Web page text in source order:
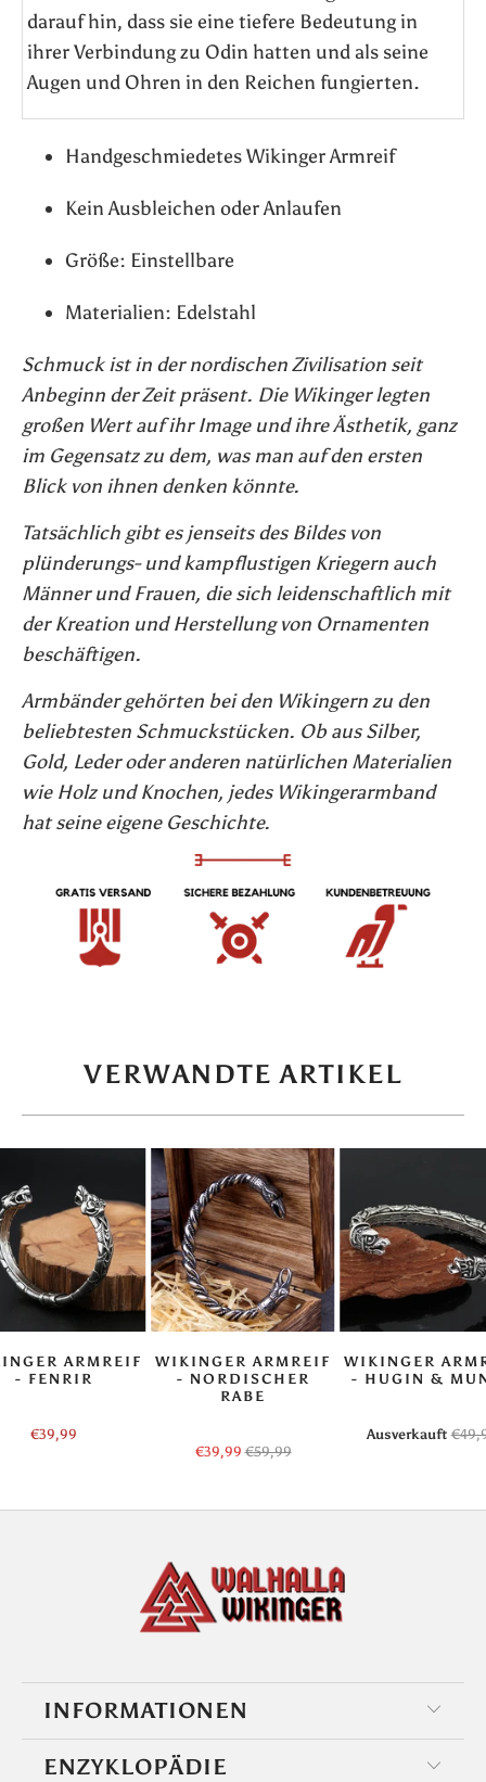
darauf hin, dass sie eine tiefere Bedeutung in
ihrer Verbindung zu Odin hatten und als seine
Augen und Ohren in den Reichen fungierten.
Handgeschmiedetes Wikinger Armreif
Kein Ausbleichen oder Anlaufen
Größe: Einstellbare
Materialien: Edelstahl
Schmuck ist in der nordischen Zivilisation seit
Anbeginn der Zeit präsent. Die Wikinger legten
großen Wert auf ihr Image und ihre Ästhetik, ganz
im Gegensatz zu dem, was man auf den ersten
Blick von ihnen denken könnte.
Tatsächlich gibt es jenseits des Bildes von
plünderungs- und kampflustigen Kriegern auch
Männer und Frauen, die sich leidenschaftlich mit
der Kreation und Herstellung von Ornamenten
beschäftigen.
Armbänder gehörten bei den Wikingern zu den
beliebtesten Schmuckstücken. Ob aus Silber,
Gold, Leder oder anderen natürlichen Materialien
wie Holz und Knochen, jedes Wikingerarmband
hat seine eigene Geschichte.
VERWANDTE ARTIKEL
ARMREIF
- FENRIR
€39,99
WIKINGER ARMREIF
- NORDISCHER
RABE
€39,99 €59,99
WIKINGER
- HUGIN &
Ausverkauft
INFORMATIONEN
ENZYKLOPÄDIE